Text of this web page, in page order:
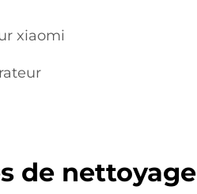
xiaomi
de nettoyage